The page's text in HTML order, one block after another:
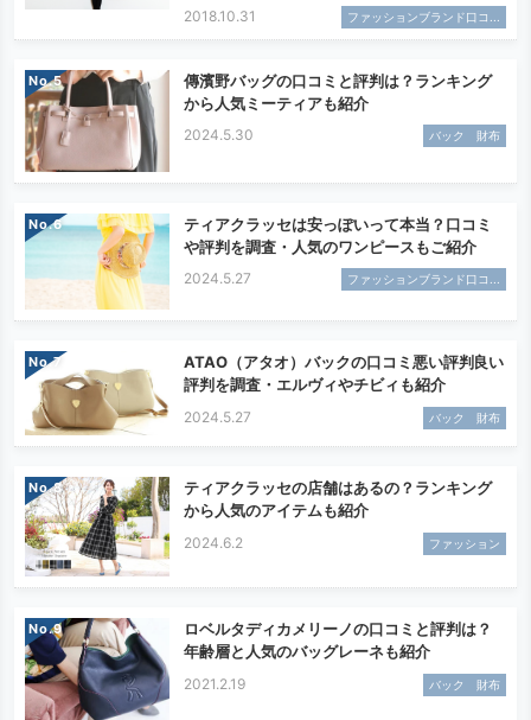
2018.10.31 ファッションブランド口コ...
No.
傳濱野バッグの口コミと評判は？ランキング
から人気ミーティアも紹介
2024.5.30 バック 財布
No.
ティアクラッセは安っぽいって本当？口コミ
や評判を調査・人気のワンピースもご紹介
2024.5.27 ファッションブランド口コ...
No.
ATAO（アタオ）バックの口コミ悪い評判良い
評判を調査・エルヴィやチビィも紹介
2024.5.27 バック 財布
No.
ティアクラッセの店舗はあるの？ランキング
から人気のアイテムも紹介
2024.6.2 ファッション
No.
ロベルタディカメリーノの口コミと評判は？
年齢層と人気のバッグレーネも紹介
2021.2.19 バック 財布